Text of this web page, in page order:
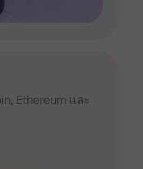
Ethereum และ